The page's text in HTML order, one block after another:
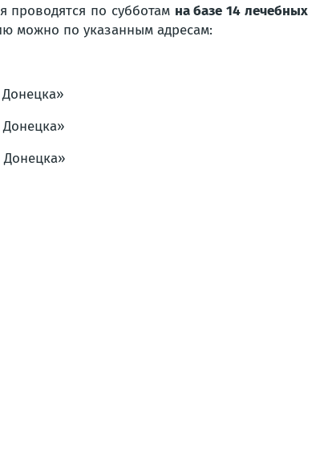
проводятся по субботам на базе 14 лечебных
можно по указанным адресам: